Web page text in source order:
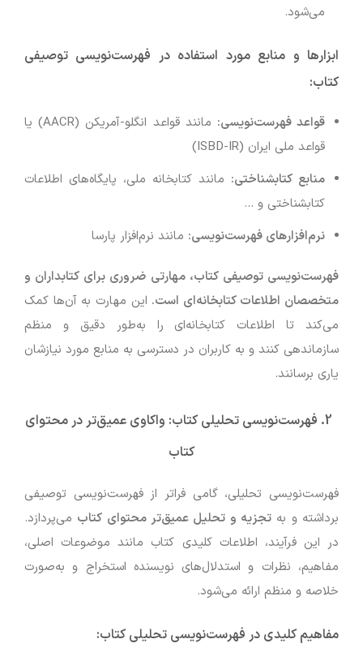
می‌شود.
ابزارها و منابع مورد استفاده در فهرست‌نویسی توصیفی
کتاب:
قواعد فهرست‌نویسی:
مانند قواعد انگلو-آمریکن (AACR) یا
قواعد ملی ایران (ISBD-IR)
منابع کتابشناختی: مانند کتابخانه ملی، پایگاه‌های اطلاعات
کتابشناختی و …
نرم‌افزارهای فهرست‌نویسی: مانند نرم‌افزار پارسا
فهرست‌نویسی توصیفی کتاب، مهارتی ضروری برای کتابداران و
متخصصان اطلاعات کتابخانه‌ای است. این مهارت به آن‌ها کمک
می‌کند تا اطلاعات کتابخانه‌ای را به‌طور دقیق و منظم
سازماندهی کنند و به کاربران در دسترسی به منابع مورد نیازشان
یاری برسانند.
2. فهرست‌نویسی تحلیلی کتاب: واکاوی عمیق‌تر در محتوای
کتاب
فهرست‌نویسی تحلیلی، گامی فراتر از فهرست‌نویسی توصیفی
برداشته و به تجزیه و تحلیل عمیق‌تر محتوای کتاب می‌پردازد.
در این فرآیند، اطلاعات کلیدی کتاب مانند موضوعات اصلی،
مفاهیم، نظرات و استدلال‌های نویسنده استخراج و به‌صورت
خلاصه و منظم ارائه می‌شود.
مفاهیم کلیدی در فهرست‌نویسی تحلیلی کتاب: